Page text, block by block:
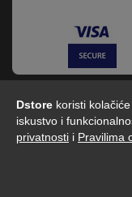
Dstore koristi
iskustvo i
privatnosti i Pravilima
Dstore -